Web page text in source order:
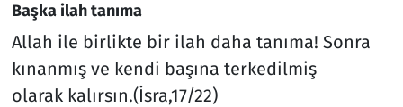
Başka ilah tanıma
Allah ile birlikte bir ilah daha tanıma! Sonra
kınanmış ve kendi başına terkedilmiş
olarak kalırsın.(İsra,17/22)